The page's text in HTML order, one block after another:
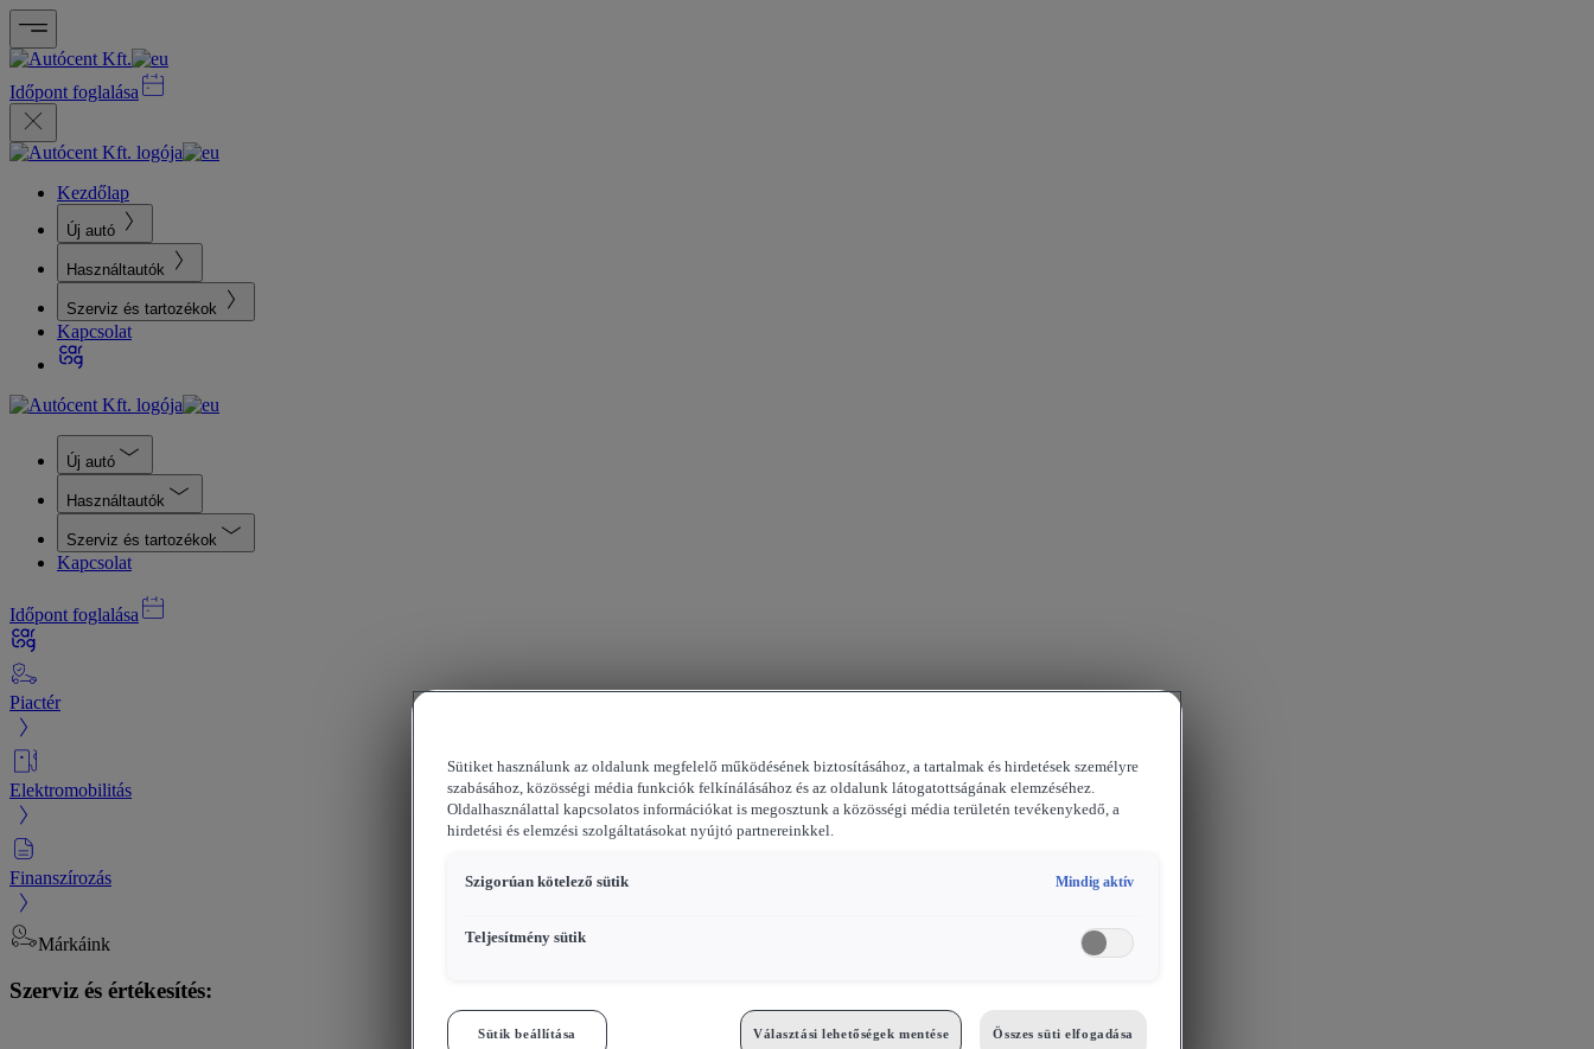
Időpont foglalása
Kezdőlap
Új autó
Használtautók
Szerviz és tartozékok
Kapcsolat
Új autó
Használtautók
Szerviz és tartozékok
Kapcsolat
Időpont foglalása
Piactér
Elektromobilitás
Finanszírozás
Márkáink
Szerviz és értékesítés:
Sütiket használunk az oldalunk megfelelő működésének biztosításához, a tartalmak és hirdetések személyre
szabásához, közösségi média funkciók felkínálásához és az oldalunk látogatottságának elemzéséhez.
Oldalhasználattal kapcsolatos információkat is megosztunk a közösségi média területén tevékenykedő, a
hirdetési és elemzési szolgáltatásokat nyújtó partnereinkkel.
Szigorúan kötelező sütik Mindig aktív
Teljesítmény sütik
Sütik beállítása Választási lehetőségek mentése Összes süti elfogadása